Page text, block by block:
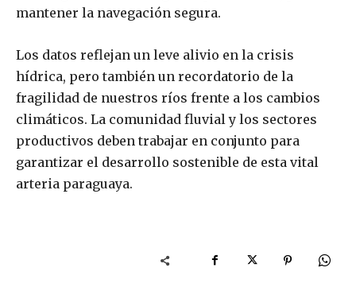
mantener la navegación segura.
Los datos reflejan un leve alivio en la crisis
hídrica, pero también un recordatorio de la
fragilidad de nuestros ríos frente a los cambios
climáticos. La comunidad fluvial y los sectores
productivos deben trabajar en conjunto para
garantizar el desarrollo sostenible de esta vital
arteria paraguaya.